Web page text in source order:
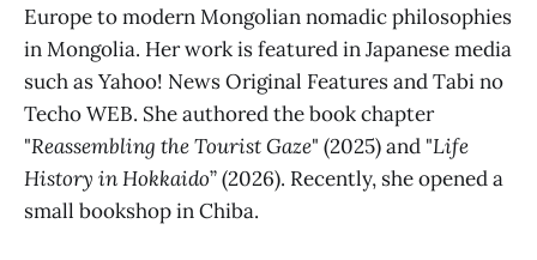
Europe to modern Mongolian nomadic philosophies
in Mongolia. Her work is featured in Japanese media
such as Yahoo! News Original Features and Tabi no
Techo WEB. She authored the book chapter
"Reassembling the Tourist Gaze" (2025) and "Life
History in Hokkaido” (2026). Recently, she opened a
small bookshop in Chiba.